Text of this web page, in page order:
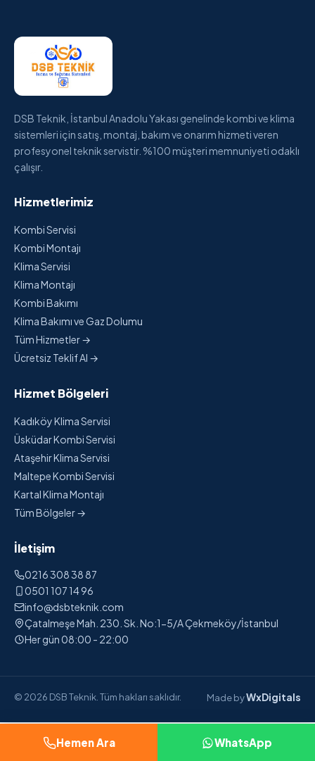
DSB Teknik, İstanbul Anadolu Yakası genelinde kombi ve klima
sistemleri için satış, montaj, bakım ve onarım hizmeti veren
profesyonel teknik servistir. %100 müşteri memnuniyeti odaklı
çalışır.
Hizmetlerimiz
Kombi Servisi
Kombi Montajı
Klima Servisi
Klima Montajı
Kombi Bakımı
Klima Bakımı ve Gaz Dolumu
Tüm Hizmetler →
Ücretsiz Teklif Al →
Hizmet Bölgeleri
Kadıköy Klima Servisi
Üsküdar Kombi Servisi
Ataşehir Klima Servisi
Maltepe Kombi Servisi
Kartal Klima Montajı
Tüm Bölgeler →
İletişim
0216 308 38 87
0501 107 14 96
info@dsbteknik.com
Çatalmeşe Mah. 230. Sk. No:1-5/A Çekmeköy/İstanbul
Her gün 08:00 - 22:00
© 2026 DSB Teknik. Tüm hakları saklıdır. Made byWxDigitals
Hemen Ara WhatsApp